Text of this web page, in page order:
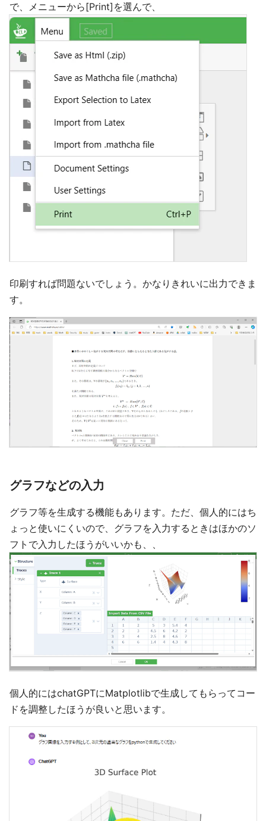
で、メニューから[Print]を選んで、
印刷すれば問題ないでしょう。かなりきれいに出力できま
す。
グラフなどの入力
グラフ等を生成する機能もあります。ただ、個人的にはち
ょっと使いにくいので、グラフを入力するときはほかのソ
フトで入力したほうがいいかも、、
個人的にはchatGPTにMatplotlibで生成してもらってコー
ドを調整したほうが良いと思います。